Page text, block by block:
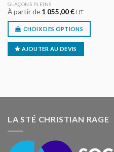
GLAÇONS PLEINS
À partir de 1 055,00€ HT
CHOIX DES OPTIONS
AJOUTER AU DEVIS
LA STÉ CHRISTIAN RAGE